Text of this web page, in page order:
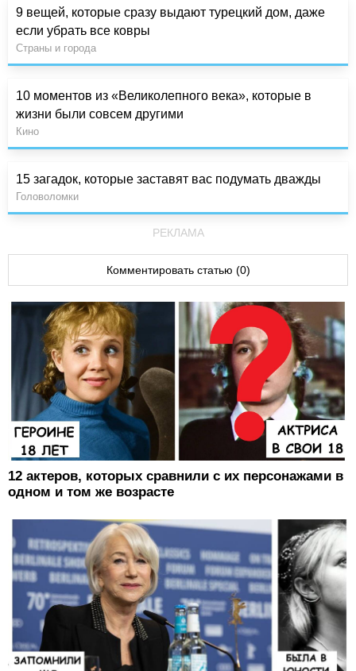
9 вещей, которые сразу выдают турецкий дом, даже
если убрать все ковры
Страны и города
10 моментов из «Великолепного века», которые в
жизни были совсем другими
Кино
15 загадок, которые заставят вас подумать дважды
Головоломки
РЕКЛАМА
Комментировать статью (0)
12 актеров, которых сравнили с их персонажами в
одном и том же возрасте